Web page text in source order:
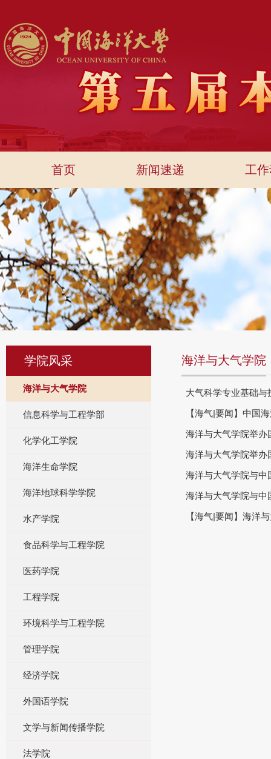
首页 新闻速递 工
学院风采
海洋与大气学院
信息科学与工程学部
化学化工学院
海洋生命学院
海洋地球科学学院
水产学院
食品科学与工程学院
医药学院
工程学院
环境科学与工程学院
管理学院
经济学院
外国语学院
文学与新闻传播学院
法学院
海洋与大气学院
大气科学专业基础
【海气|要闻】中国
海洋与大气学院举办
海洋与大气学院举办
海洋与大气学院与中
海洋与大气学院与中
【海气|要闻】海洋